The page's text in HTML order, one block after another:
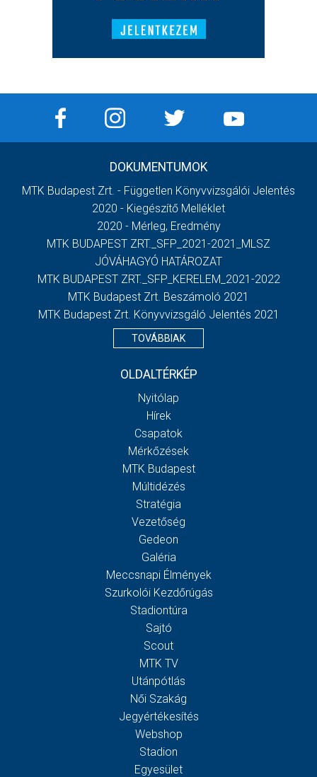
DOKUMENTUMOK
MTK Budapest Zrt. - Független Könyvvizsgálói Jelentés
2020 - Kiegészítő Melléklet
2020 - Mérleg, Eredmény
MTK BUDAPEST ZRT._SFP_2021-2021_MLSZ
JÓVÁHAGYÓ HATÁROZAT
MTK BUDAPEST ZRT._SFP_KERELEM_2021-2022
MTK Budapest Zrt. Beszámoló 2021
MTK Budapest Zrt. Könyvvizsgáló Jelentés 2021
TOVÁBBIAK
OLDALTÉRKÉP
Nyitólap
Hírek
Csapatok
Mérkőzések
MTK Budapest
Múltidézés
Stratégia
Vezetőség
Gedeon
Galéria
Meccsnapi Élmények
Szurkolói Kezdőrúgás
Stadiontúra
Sajtó
Scout
MTK TV
Utánpótlás
Női Szakág
Jegyértékesítés
Webshop
Stadion
Egyesület